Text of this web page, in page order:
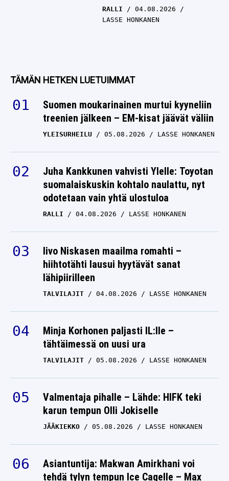
RALLI
04.08.2026
LASSE HONKANEN
treenien jälkeen – EM-kisat jäävät väliin
YLEISURHEILU 05.08.2026 LASSE HONKANEN
Juha Kankkunen vahvisti Ylelle: Toyotan
suomalaiskuskin kohtalo naulattu, nyt
odotetaan vain yhtä ulostuloa
RALLI 04.08.2026 LASSE HONKANEN
Iivo Niskasen maailma romahti –
hiihtotähti lausui hyytävät sanat
lähipiirilleen
TALVILAJIT
Minja Korhonen paljasti IL:lle –
tähtäimessä on uusi ura
TALVILAJIT 05.08.2026
Valmentaja pihalle – Lähde: HIFK teki
karun tempun Olli Jokiselle
JÄÄKIEKKO 05.08.2026 LASSE HONKANEN
Asiantuntija: Makwan Amirkhani voi
tehdä tylyn tempun Ice Cagelle – Max
Hynninen olisi täysin voimaton